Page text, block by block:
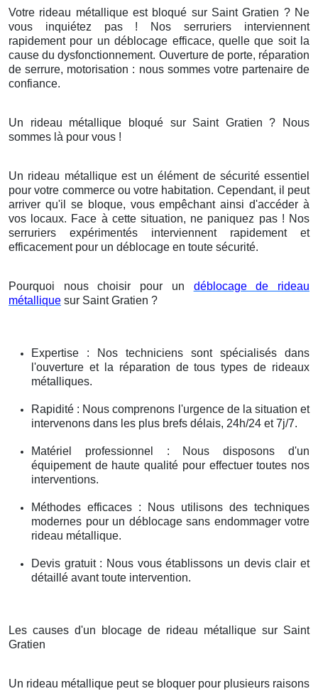
Votre rideau métallique est bloqué sur Saint Gratien ? Ne
vous inquiétez pas ! Nos serruriers interviennent
rapidement pour un déblocage efficace, quelle que soit la
cause du dysfonctionnement. Ouverture de porte, réparation
de serrure, motorisation : nous sommes votre partenaire de
confiance.
Un rideau métallique bloqué sur Saint Gratien ? Nous
sommes là pour vous !
Un rideau métallique est un élément de sécurité essentiel
pour votre commerce ou votre habitation. Cependant, il peut
arriver qu'il se bloque, vous empêchant ainsi d'accéder à
vos locaux. Face à cette situation, ne paniquez pas ! Nos
serruriers expérimentés interviennent rapidement et
efficacement pour un déblocage en toute sécurité.
Pourquoi nous choisir pour un déblocage de rideau
métallique sur Saint Gratien ?
Expertise : Nos techniciens sont spécialisés dans
l'ouverture et la réparation de tous types de rideaux
métalliques.
Rapidité : Nous comprenons l'urgence de la situation et
intervenons dans les plus brefs délais, 24h/24 et 7j/7.
Matériel professionnel : Nous disposons d'un
équipement de haute qualité pour effectuer toutes nos
interventions.
Méthodes efficaces : Nous utilisons des techniques
modernes pour un déblocage sans endommager votre
rideau métallique.
Devis gratuit : Nous vous établissons un devis clair et
détaillé avant toute intervention.
Les causes d'un blocage de rideau métallique sur Saint
Gratien
Un rideau métallique peut se bloquer pour plusieurs raisons